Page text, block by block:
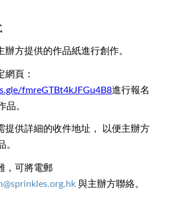
辦方提供的作品紙進行創作。
網頁：
fmreGTBt4kJFGu4B8進行報名
品。
提供詳細的收件地址， 以便主辦方
。
，可將電郵
與主辦方聯絡。